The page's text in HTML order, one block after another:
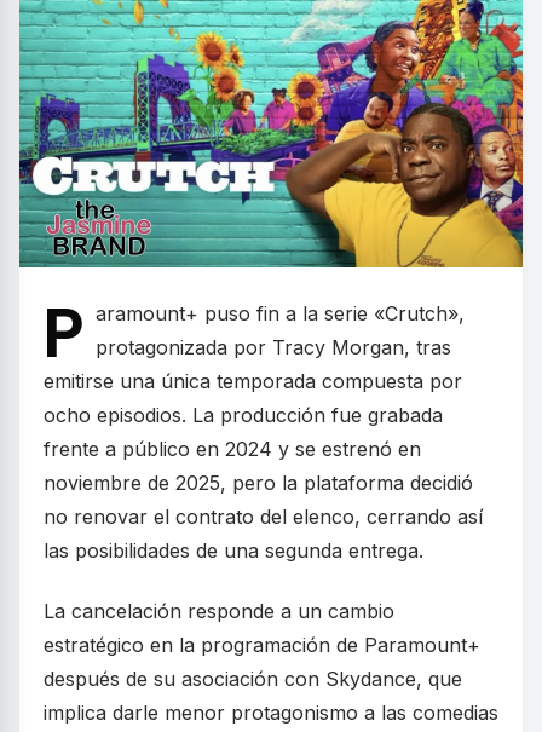
P aramount+ puso fin a la serie «Crutch»,
protagonizada por Tracy Morgan, tras
emitirse una única temporada compuesta por
ocho episodios. La producción fue grabada
frente a público en 2024 y se estrenó en
noviembre de 2025, pero la plataforma decidió
no renovar el contrato del elenco, cerrando así
las posibilidades de una segunda entrega.
La cancelación responde a un cambio
estratégico en la programación de Paramount+
después de su asociación con Skydance, que
implica darle menor protagonismo a las comedias